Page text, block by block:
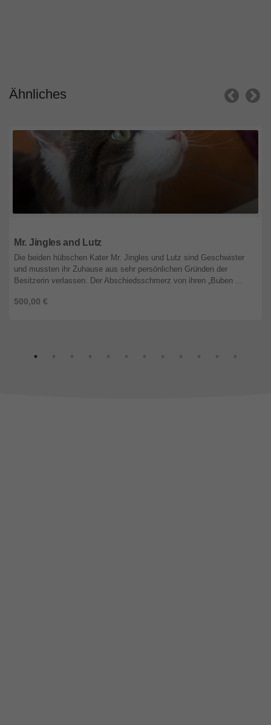
Ähnliches
Mr. Jingles and Lutz
500,00 €
Die beiden hübschen Kater Mr. Jingles und Lutz sind Geschwister
und mussten ihr Zuhause aus sehr persönlichen Gründen der
Besitzerin verlassen. Der Abschiedsschmerz von ihren „Buben ...